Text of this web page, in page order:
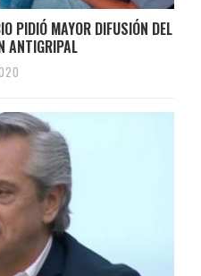
PIDIÓ MAYOR DIFUSIÓN DEL
ANTIGRIPAL